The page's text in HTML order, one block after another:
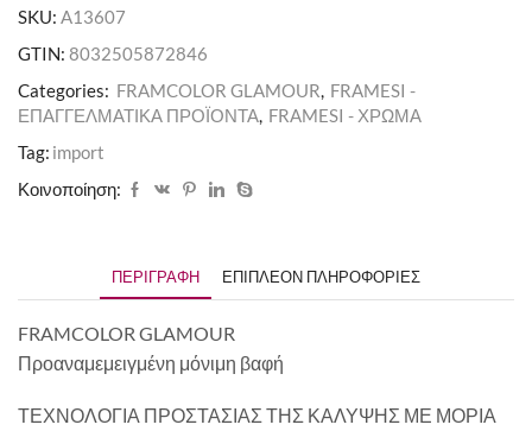
SKU: A13607
GTIN: 8032505872846
Categories: FRAMCOLOR GLAMOUR, FRAMESI -
ΕΠΑΓΓΕΛΜΑΤΙΚΑ ΠΡΟΪΟΝΤΑ, FRAMESI - ΧΡΩΜΑ
Tag: import
Κοινοποίηση:
ΠΕΡΙΓΡΑΦΉ ΕΠΙΠΛΈΟΝ ΠΛΗΡΟΦΟΡΊΕΣ
FRAMCOLOR GLAMOUR
Προαναμεμειγμένη μόνιμη βαφή
ΤΕΧΝΟΛΟΓΙΑ ΠΡΟΣΤΑΣΙΑΣ ΤΗΣ ΚΑΛΥΨΗΣ ΜΕ ΜΟΡΙΑ